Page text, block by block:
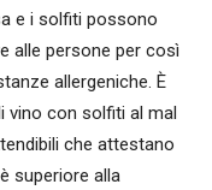
e i solfiti possono
alle persone per così
allergeniche. È
vino con solfiti al mal
che attestano
superiore alla